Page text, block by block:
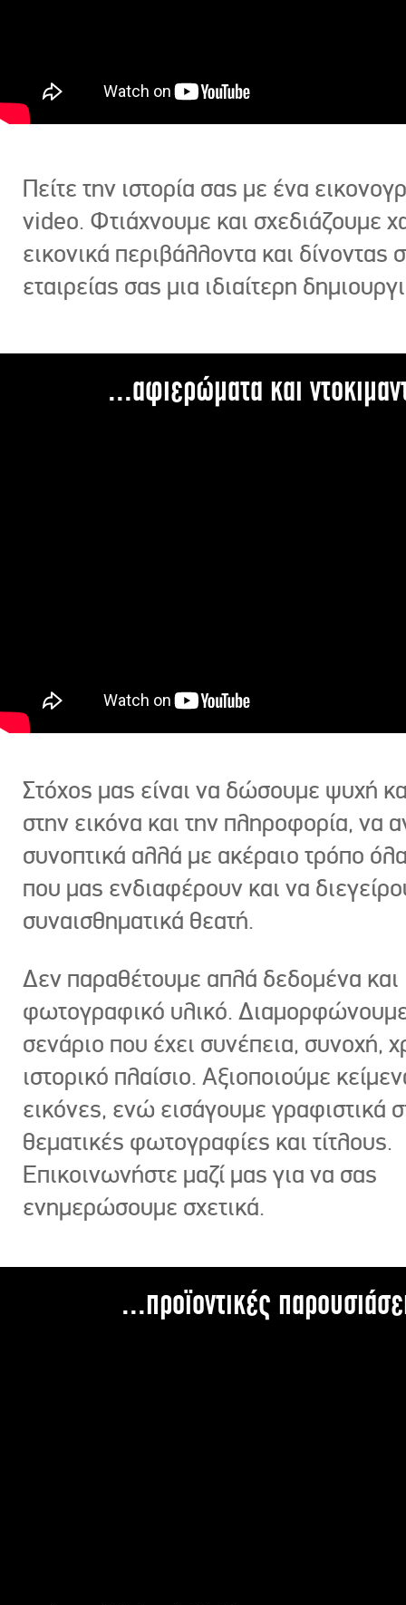
Πείτε την ιστορία σας με ένα
video. Φτιάχνουμε και σχεδιάζουμε
εικονικά περιβάλλοντα και δίνοντας
εταιρείας σας μια ιδιαίτερη
...αφιερώματα και
Στόχος μας είναι να δώσουμε ψυχή
στην εικόνα και την πληροφορία, να
συνοπτικά αλλά με ακέραιο τρόπο
που μας ενδιαφέρουν και να
συναισθηματικά θεατή.
Δεν παραθέτουμε απλά δεδομένα και
φωτογραφικό υλικό.
σενάριο που έχει συνέπεια, συνοχή,
ιστορικό πλαίσιο. Αξιοποιούμε
εικόνες, ενώ εισάγουμε γραφιστικά
θεματικές φωτογραφίες και τίτλους.
Επικοινωνήστε μαζί μας για να σας
ενημερώσουμε σχετικά.
...προϊοντικές